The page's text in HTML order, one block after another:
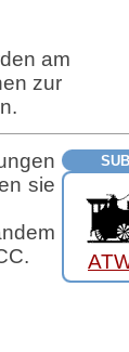
am
zur
sie